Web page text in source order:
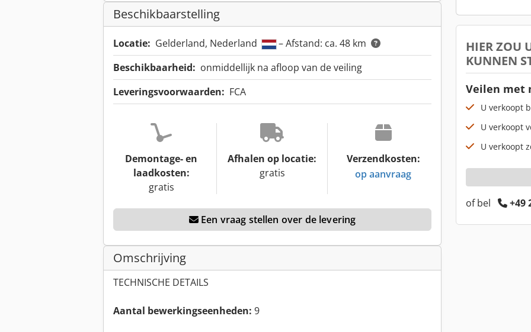
Beschikbaarstelling
Locatie: Gelderland, Nederland
– Afstand: ca. 48 km
Beschikbaarheid: onmiddellijk na afloop van de veiling
Leveringsvoorwaarden: FCA
Demontage- en
laadkosten:
gratis
Afhalen op locatie:
gratis
Verzendkosten:
op aanvraag
Een vraag stellen over de levering
Omschrijving
TECHNISCHE DETAILS
Aantal bewerkingseenheden: 9
HIER ZOU
KUNNEN
Veilen met
U verkoopt
U verkoopt
U verkoopt
of bel +49